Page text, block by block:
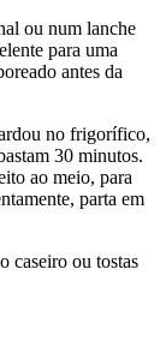
ou num lanche
para uma
antes da
no frigorífico,
30 minutos.
ao meio, para
parta em
caseiro ou tostas